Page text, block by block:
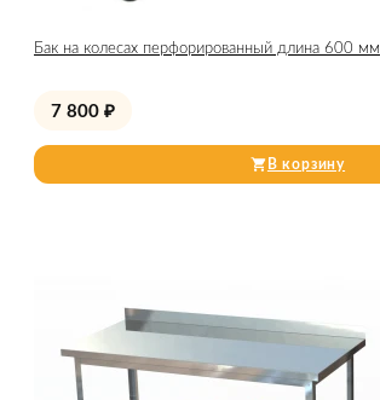
Бак на колесах перфорированный длина 600 мм
7 800 ₽
В корзину